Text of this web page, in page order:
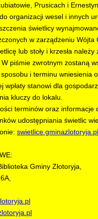
Prusicach i
organizacji wesel i innych
świetlicy
w zarządzeniu Wójta
lub stoły i krzesła należy
piśmie zwrotnym zostaną
i terminu wniesienia
wpłaty stanowi dla
kluczy do lokalu.
terminów oraz informacje
udostępniania świetlic
swietlice.gminazlotoryja.pl
Gminy Złotoryja,